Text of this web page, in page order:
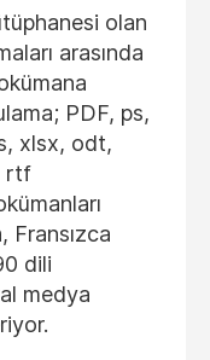
olan
arasında
PDF, ps,
xlsx, odt,
rtf
Fransızca
dili
medya